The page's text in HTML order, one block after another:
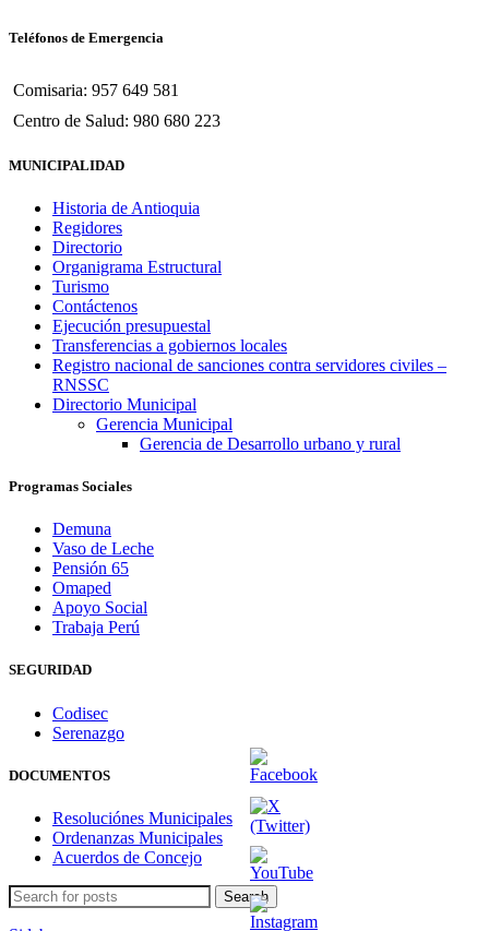
Teléfonos de Emergencia
Comisaria: 957 649 581
Centro de Salud: 980 680 223
MUNICIPALIDAD
Historia de Antioquia
Regidores
Directorio
Organigrama Estructural
Turismo
Contáctenos
Ejecución presupuestal
Transferencias a gobiernos locales
Registro nacional de sanciones contra servidores civiles –
RNSSC
Directorio Municipal
Gerencia Municipal
Gerencia de Desarrollo urbano y rural
Programas Sociales
Demuna
Vaso de Leche
Pensión 65
Omaped
Apoyo Social
Trabaja Perú
SEGURIDAD
Codisec
Serenazgo
DOCUMENTOS
Resoluciónes Municipales
Ordenanzas Municipales
Acuerdos de Concejo
Search